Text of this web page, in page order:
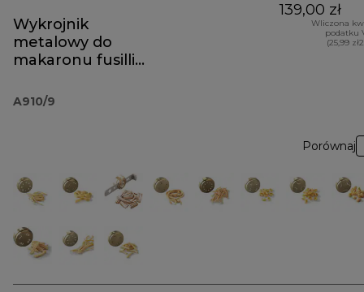
Wykrojnik
metalowy do
makaronu fusilli
A910/9
139,00 zł
Wliczona
podatku
(25,99
Porównaj